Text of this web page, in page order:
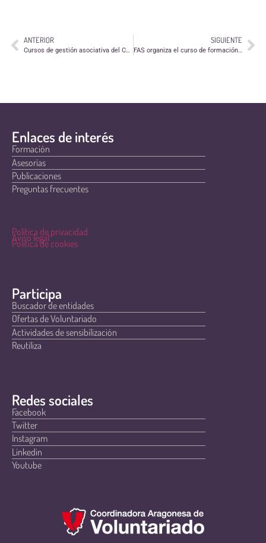
ANTERIOR
Cursos de gestión asociativa del CJZ
SIGUIENTE
FAS organiza el curso de formación “Trabajando por la ciudadanía global en el aula” 2017
Enlaces de interés
Formación
Asesorías
Publicaciones
Preguntas frecuentes
Política de privacidad
Aviso legal
Política de cookies
Participa
Buscador de entidades
Ofertas de Voluntariado
Actividades de sensibilización
Reutiliza
Redes sociales
Facebook
Twitter
Instagram
Linkedin
Youtube